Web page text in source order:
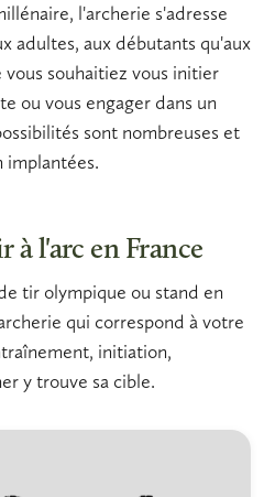
l'archerie s'adresse
adultes, aux débutants qu'aux
souhaitiez vous initier
ou vous engager dans un
sont nombreuses et
implantées.
à l'arc en France
tir olympique ou stand en
qui correspond à votre
initiation,
y trouve sa cible.